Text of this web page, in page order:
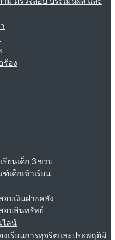
ร้อง
รียนเด็ก 3 ขวบ
เด็กเข้าเรียน
อบเงินฝากคลัง
อบสินทรัพย์
ไลน์
งเรียนการทุจริตและประพฤติมิ